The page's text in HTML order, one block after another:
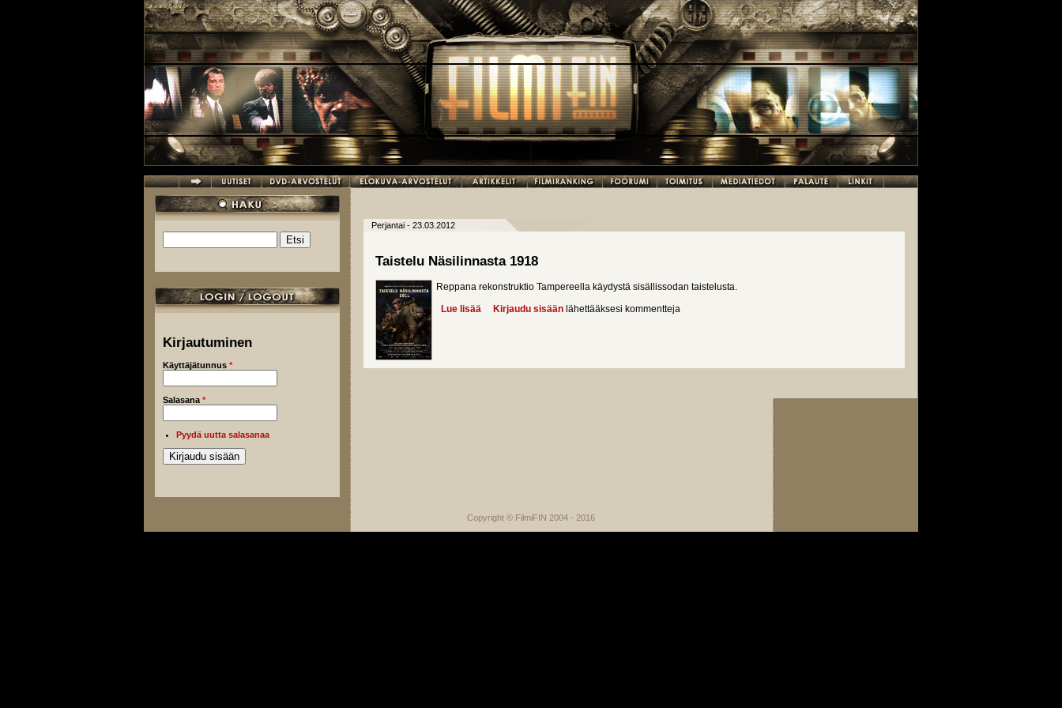
Hakulomake
Kirjautuminen
Käyttäjätunnus *
Salasana *
Pyydä uutta salasanaa
Perjantai - 23.03.2012
Taistelu Näsilinnasta 1918
Reppana rekonstruktio Tampereella käydystä sisällissodan taistelusta.
Lue lisää about Taistelu Näsilinnasta 1918
Kirjaudu sisään lähettääksesi kommentteja
Copyright © FilmiFIN 2004 - 2016